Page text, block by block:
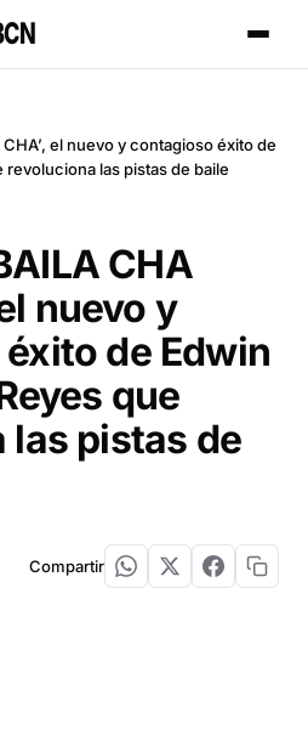
el nuevo y contagioso éxito de
revoluciona las pistas de baile
CHA
nuevo y
de Edwin
que
las pistas de
Compartir